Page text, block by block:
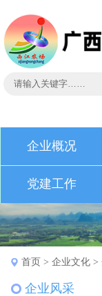
企业概况
党建工作
首页 > 企业文化 >
企业风采